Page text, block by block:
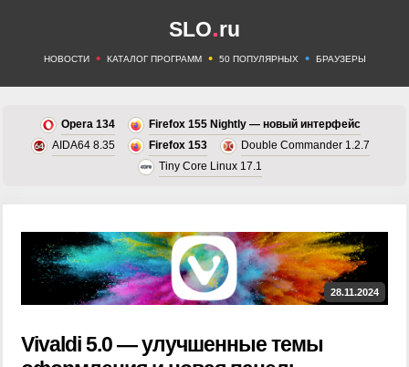
SLO.ru
НОВОСТИ • КАТАЛОГ ПРОГРАММ • 50 ПОПУЛЯРНЫХ • БРАУЗЕРЫ
Opera 134
Firefox 155 Nightly — новый интерфейс
AIDA64 8.35
Firefox 153
Double Commander 1.2.7
Tiny Core Linux 17.1
28.11.2024
Vivaldi 5.0 — улучшенные темы